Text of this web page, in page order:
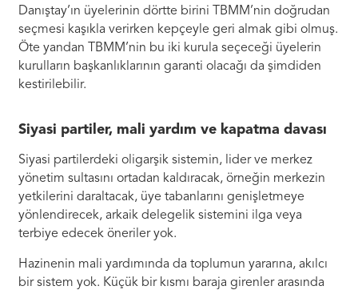
Danıştay’ın üyelerinin dörtte birini TBMM’nin doğrudan
seçmesi kaşıkla verirken kepçeyle geri almak gibi olmuş.
Öte yandan TBMM’nin bu iki kurula seçeceği üyelerin
kurulların başkanlıklarının garanti olacağı da şimdiden
kestirilebilir.
Siyasi partiler, mali yardım ve kapatma davası
Siyasi partilerdeki oligarşik sistemin, lider ve merkez
yönetim sultasını ortadan kaldıracak, örneğin merkezin
yetkilerini daraltacak, üye tabanlarını genişletmeye
yönlendirecek, arkaik delegelik sistemini ilga veya
terbiye edecek öneriler yok.
Hazinenin mali yardımında da toplumun yararına, akılcı
bir sistem yok. Küçük bir kısmı baraja girenler arasında